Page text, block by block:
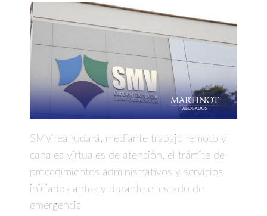
SMV reanudará, mediante trabajo remoto y
canales virtuales de atención, el trámite de
procedimientos administrativos y servicios
iniciados antes y durante el estado de
emergencia